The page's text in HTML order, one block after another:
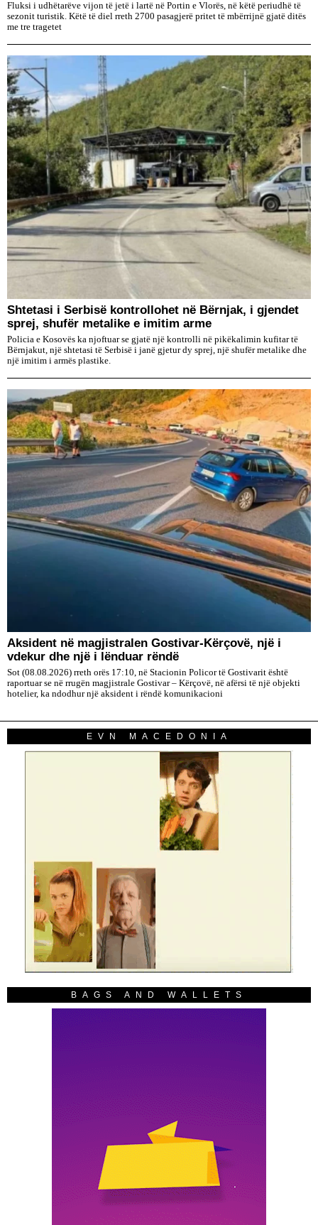
Fluksi i udhëtarëve vijon të jetë i lartë në Portin e Vlorës, në këtë periudhë të
sezonit turistik. Këtë të diel rreth 2700 pasagjerë pritet të mbërrijnë gjatë ditës
me tre tragetet
Shtetasi i Serbisë kontrollohet në Bërnjak, i gjendet
sprej, shufër metalike e imitim arme
Policia e Kosovës ka njoftuar se gjatë një kontrolli në pikëkalimin kufitar të
Bërnjakut, një shtetasi të Serbisë i janë gjetur dy sprej, një shufër metalike dhe
një imitim i armës plastike.
Aksident në magjistralen Gostivar-Kërçovë, një i
vdekur dhe një i lënduar rëndë
Sot (08.08.2026) rreth orës 17:10, në Stacionin Policor të Gostivarit është
raportuar se në rrugën magjistrale Gostivar – Kërçovë, në afërsi të një objekti
hotelier, ka ndodhur një aksident i rëndë komunikacioni
EVN MACEDONIA
BAGS AND WALLETS